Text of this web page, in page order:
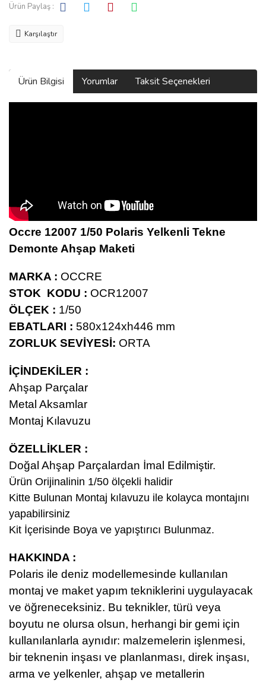
Ürün Paylaş :
Karşılaştır
Ürün Bilgisi Yorumlar Taksit Seçenekleri
Occre 12007 1/50 Polaris Yelkenli Tekne
Demonte Ahşap Maketi
MARKA : OCCRE
STOK KODU : OCR12007
ÖLÇEK : 1/50
EBATLARI : 580x124xh446 mm
ZORLUK SEVİYESİ: ORTA
İÇİNDEKİLER :
Ahşap Parçalar
Metal Aksamlar
Montaj Kılavuzu
ÖZELLİKLER :
Doğal Ahşap Parçalardan İmal Edilmiştir.
Ürün Orijinalinin 1/50 ölçekli halidir
Kitte Bulunan Montaj kılavuzu ile kolayca montajını
yapabilirsiniz
Kit İçerisinde Boya ve yapıştırıcı Bulunmaz.
HAKKINDA :
Polaris ile deniz modellemesinde kullanılan
montaj ve maket yapım tekniklerini uygulayacak
ve öğreneceksiniz. Bu teknikler, türü veya
boyutu ne olursa olsun, herhangi bir gemi için
kullanılanlarla aynıdır: malzemelerin işlenmesi,
bir teknenin inşası ve planlanması, direk inşası,
arma ve yelkenler, ahşap ve metallerin